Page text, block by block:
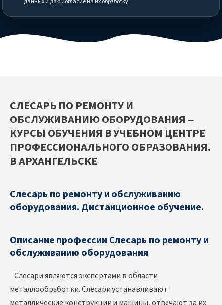
СЛЕСАРЬ ПО РЕМОНТУ И
ОБСЛУЖИВАНИЮ ОБОРУДОВАНИЯ –
КУРСЫ ОБУЧЕНИЯ В УЧЕБНОМ ЦЕНТРЕ
ПРОФЕССИОНАЛЬНОГО ОБРАЗОВАНИЯ.
В АРХАНГЕЛЬСКЕ
Слесарь по ремонту и обслуживанию
оборудования. Дистанционное обучение.
Описание профессии Слесарь по ремонту и
обслуживанию оборудования
Слесари являются экспертами в области
металлообработки. Слесари устанавливают
металлические конструкции и машины, отвечают за их